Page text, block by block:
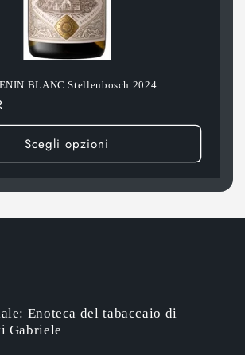
BLANC Stellenbosch 2024
Scegli opzioni
Enoteca del tabaccaio di
Gabriele